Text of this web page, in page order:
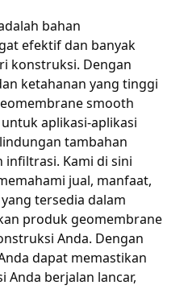
bahan
efektif dan banyak
konstruksi. Dengan
ketahanan yang tinggi
smooth
aplikasi-aplikasi
tambahan
Kami di sini
jual, manfaat,
tersedia dalam
produk geomembrane
Anda. Dengan
dapat memastikan
Anda berjalan lancar,